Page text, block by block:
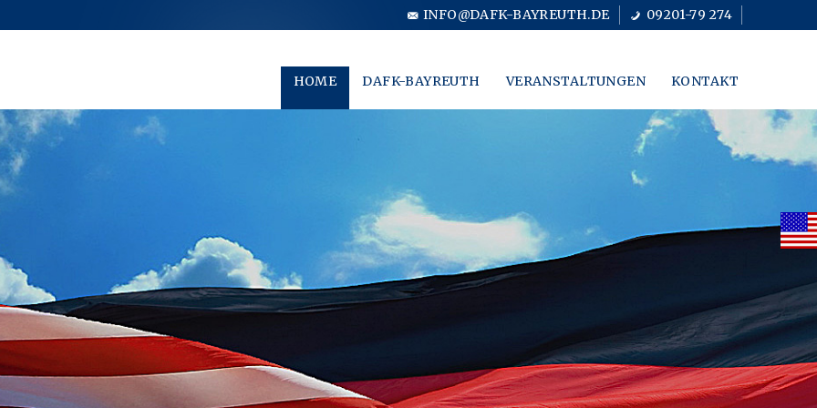
INFO@DAFK-BAYREUTH.DE 09201-79 274
HOME DAFK-BAYREUTH VERANSTALTUNGEN KONTAKT